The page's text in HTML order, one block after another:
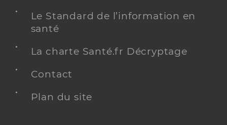
Le Standard de l’information en
santé
La charte Santé.fr Décryptage
Contact
Plan du site